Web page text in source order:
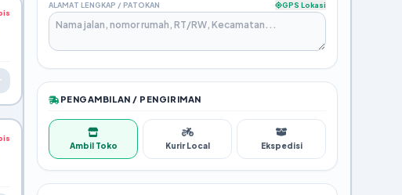
ALAMAT LENGKAP / PATOKAN GPS Lokasi
PENGAMBILAN / PENGIRIMAN
Ambil Toko Kurir Local Ekspedisi